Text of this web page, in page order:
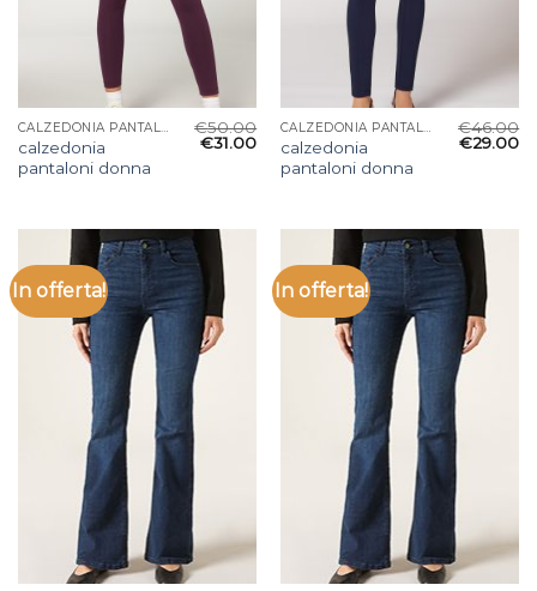
CALZEDONIA PANTALONI DONNA
calzedonia
pantaloni donna
€50.00
€31.00
CALZEDONIA PANTALONI DONNA
calzedonia
pantaloni donna
€46.00
€29.00
In offerta! In offerta!